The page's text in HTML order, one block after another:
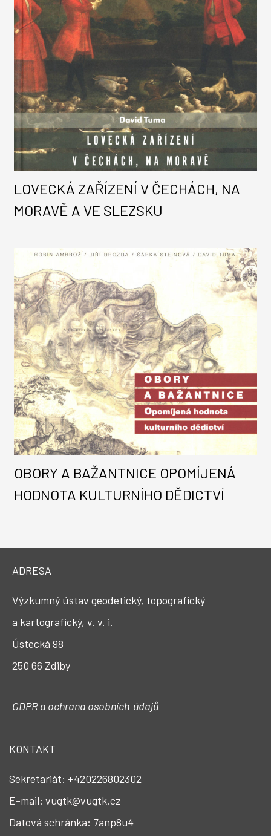
LOVECKÁ ZAŘÍZENÍ V ČECHÁCH, NA
MORAVĚ A VE SLEZSKU
OBORY A BAŽANTNICE OPOMÍJENÁ
HODNOTA KULTURNÍHO DĚDICTVÍ
ADRESA
Výzkumný ústav geodetický, topografický
a kartografický, v. v. i.
Ústecká 98
250 66 Zdiby
GDPR a ochrana osobních údajů
KONTAKT
Sekretariát: +420226802302
E-mail: vugtk@vugtk.cz
Datová schránka: 7anp8u4